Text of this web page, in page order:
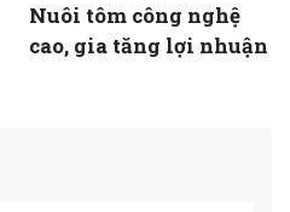
Nuôi tôm công nghệ
cao, gia tăng lợi nhuận